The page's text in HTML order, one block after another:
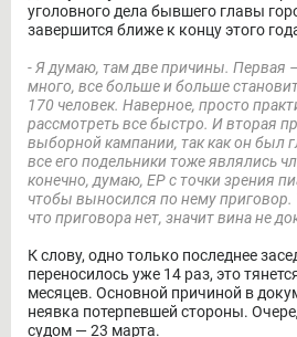
уголовного дела бывшего главы
завершится ближе к концу этого
- Я думаю, там две причины. Первая
много, все больше и больше
170 человек. Наверное, просто
рассмотреть все быстро. И вторая
выборной кампании, так как он был
все его подельники тоже являлись
конечно, думаю, ЕР с точки зрения
чтобы выносился по нему приговор.
что приговора нет, значит вина не
К слову, одно только последнее
переносилось уже 14 раз, это
месяцев. Основной причиной в
неявка потерпевшей стороны.
судом — 23 марта.